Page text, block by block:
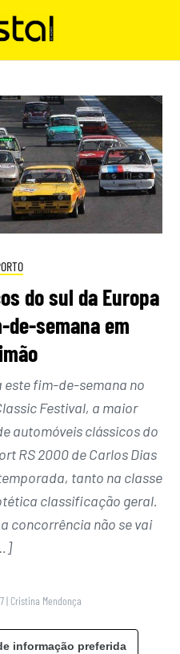
do sul da Europa
semana em
este fim-de-semana no
Festival, a maior
automóveis clássicos do
RS 2000 de Carlos Dias
tanto na classe
classificação geral.
concorrência não se vai
| Cristina Mendonça
informação preferida